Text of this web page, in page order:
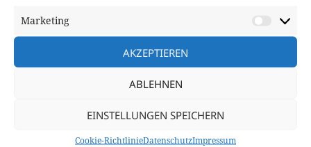
Marketing
AKZEPTIEREN
ABLEHNEN
EINSTELLUNGEN SPEICHERN
Cookie-RichtlinieDatenschutzImpressum
ANTWORTEN